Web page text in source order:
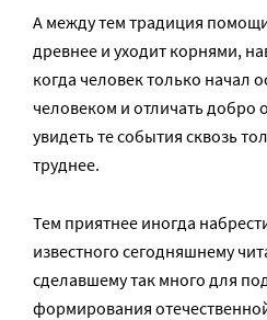
А между тем традиция
древнее и уходит корнями,
когда человек только начал
человеком и отличать добро
увидеть те события сквозь
труднее.
Тем приятнее иногда
известного сегодняшнему
сделавшему так много для
формирования